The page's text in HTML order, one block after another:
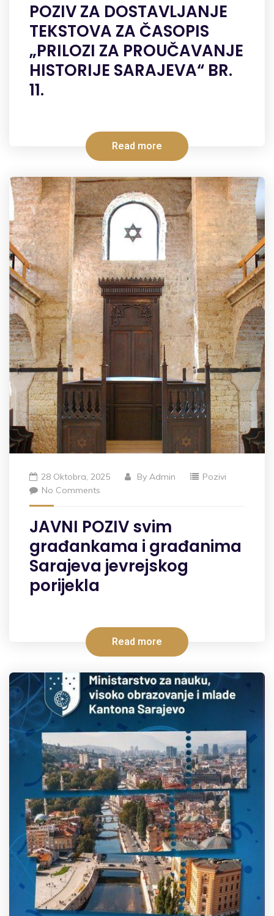
POZIV ZA DOSTAVLJANJE
TEKSTOVA ZA ČASOPIS
„PRILOZI ZA PROUČAVANJE
HISTORIJE SARAJEVA“ BR.
11.
Read more
28 Oktobra, 2025 By Admin
Pozivi
No Comments
JAVNI POZIV svim
građankama i građanima
Sarajeva jevrejskog
porijekla
Read more